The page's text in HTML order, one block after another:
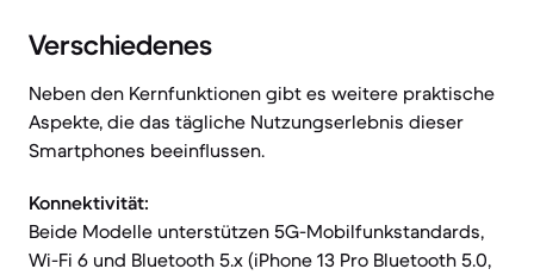
Verschiedenes
Neben den Kernfunktionen gibt es weitere praktische
Aspekte, die das tägliche Nutzungserlebnis dieser
Smartphones beeinflussen.
Konnektivität:
Beide Modelle unterstützen 5G-Mobilfunkstandards,
Wi-Fi 6 und Bluetooth 5.x (iPhone 13 Pro Bluetooth 5.0,